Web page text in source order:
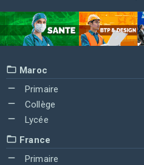
Maroc
Primaire
Collège
Lycée
France
Primaire